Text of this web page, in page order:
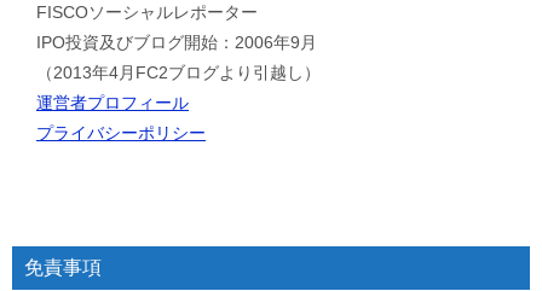
FISCOソーシャルレポーター
IPO投資及びブログ開始：2006年9月
（2013年4月FC2ブログより引越し）
運営者プロフィール
プライバシーポリシー
免責事項